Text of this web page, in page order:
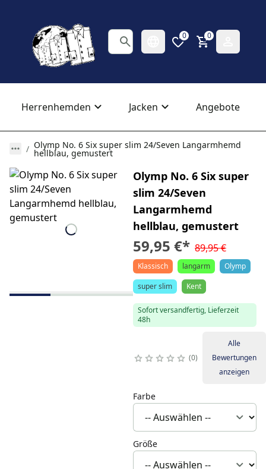
0 0
Herrenhemden Jacken Angebote
Olymp No. 6 Six super slim 24/Seven Langarmhemd
hellblau, gemustert
Olymp No. 6 Six super
slim 24/Seven
Langarmhemd
hellblau, gemustert
59,95 €* 89,95 €
Klassisch langarm
Olymp
super slim
Kent
Sofort versandfertig, Lieferzeit
48h
0
Alle
Bewertungen
anzeigen
Farbe
Größe